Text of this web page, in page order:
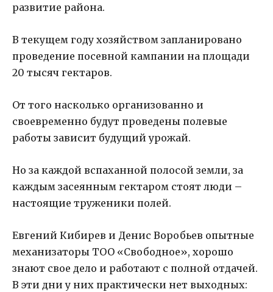
развитие района.
В текущем году хозяйством запланировано
проведение посевной кампании на площади
20 тысяч гектаров.
От того насколько организованно и
своевременно будут проведены полевые
работы зависит будущий урожай.
Но за каждой вспаханной полосой земли, за
каждым засеянным гектаром стоят люди –
настоящие труженики полей.
Евгений Кибирев и Денис Воробьев опытные
механизаторы ТОО «Свободное», хорошо
знают свое дело и работают с полной отдачей.
В эти дни у них практически нет выходных: